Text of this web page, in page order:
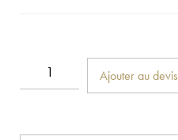
Ajouter au devis